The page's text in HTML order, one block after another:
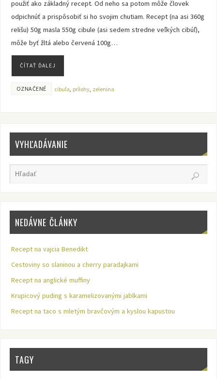
použiť ako základný recept. Od neho sa potom môže človek
odpichnúť a prispôsobiť si ho svojim chutiam. Recept (na asi 360g
relišu) 50g masla 550g cibule (asi sedem stredne veľkých cibúľ),
môže byť žltá alebo červená 100g…
ČÍTAŤ ĎALEJ
OZNAČENÉ cibuľa, prílohy, zelenina
VYHĽADÁVANIE
NEDÁVNE ČLÁNKY
Recept na vajcia Benedikt
Cestoviny so slaninou a cherry paradajkami
Recept na anglické muffiny
Krupicový puding s karamelizovanými jablkami
Recept na taco s mletým bravčovým a kyslou kapustou
TAGY